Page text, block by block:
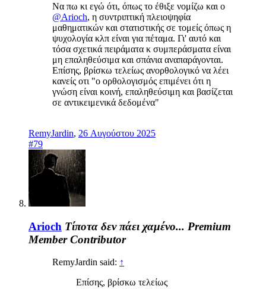
Να πω κι εγώ ότι, όπως το έθιξε νομίζω και ο
@Arioch, η συντριπτική πλειοψηφία
μαθηματικών και στατιστικής σε τομείς όπως η
ψυχολογία κλπ είναι για πέταμα. Γι' αυτό και
τόσα σχετικά πειράματα κ συμπεράσματα είναι
μη επαληθεύσιμα και σπάνια αναπαράγονται.
Επίσης, βρίσκω τελείως ανορθολογικό να λέει
κανείς οτι "ο ορθολογισμός επιμένει ότι η
γνώση είναι κοινή, επαληθεύσιμη και βασίζεται
σε αντικειμενικά δεδομένα"
RemyJardin, 26 Αυγούστου 2025
#79
Arioch Τίποτα δεν πάει χαμένο... Premium
Member Contributor
RemyJardin said: ↑
Επίσης, βρίσκω τελείως